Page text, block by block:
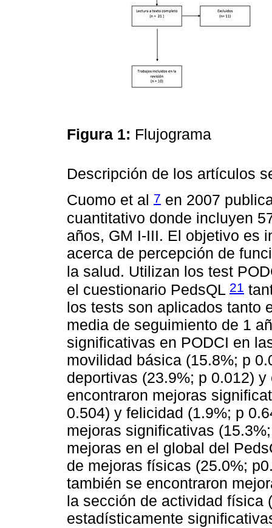
Figura 1: Flujograma
Descripción de los artículos
Cuomo et al 7 en 2007
cuantitativo donde incluyen
años, GM I-III. El objetivo es
acerca de percepción de
la salud. Utilizan los test
el cuestionario PedsQL 21
los tests son aplicados tanto
media de seguimiento de 1
significativas en PODCI en
movilidad básica (15.8%; p
deportivas (23.9%; p 0.012)
encontraron mejoras
0.504) y felicidad (1.9%; p
mejoras significativas
mejoras en el global del
de mejoras físicas (25.0%;
también se encontraron
la sección de actividad física
estadísticamente